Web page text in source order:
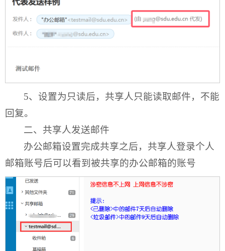
5、设置为只读后，共享人只能读取邮件，不能
回复。
二、共享人发送邮件
办公邮箱设置完成共享之后，共享人登录个人
邮箱账号后可以看到被共享的办公邮箱的账号